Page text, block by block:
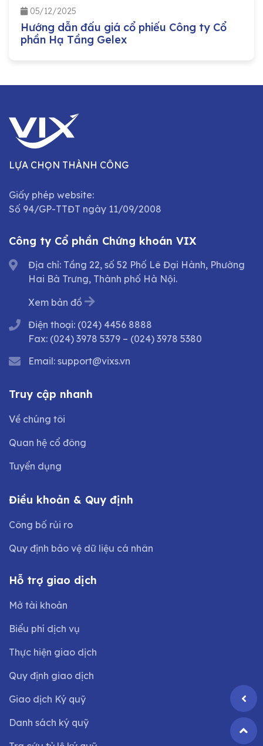
05/12/2025
Hướng dẫn đấu giá cổ phiếu Công ty Cổ
phần Hạ Tầng Gelex
LỰA CHỌN THÀNH CÔNG
Giấy phép website:
Số 94/GP-TTĐT ngày 11/09/2008
Công ty Cổ phần Chứng khoán VIX
Địa chỉ: Tầng 22, số 52 Phố Lê Đại Hành, Phường
Hai Bà Trưng, Thành phố Hà Nội.
Xem bản đồ
Điện thoại: (024) 4456 8888
Fax: (024) 3978 5379 – (024) 3978 5380
Email: support@vixs.vn
Truy cập nhanh
Về chúng tôi
Quan hệ cổ đông
Tuyển dụng
Điều khoản & Quy định
Công bố rủi ro
Quy định bảo vệ dữ liệu cá nhân
Hỗ trợ giao dịch
Mở tài khoản
Biểu phí dịch vụ
Thực hiện giao dịch
Quy định giao dịch
Giao dịch Ký quỹ
Danh sách ký quỹ